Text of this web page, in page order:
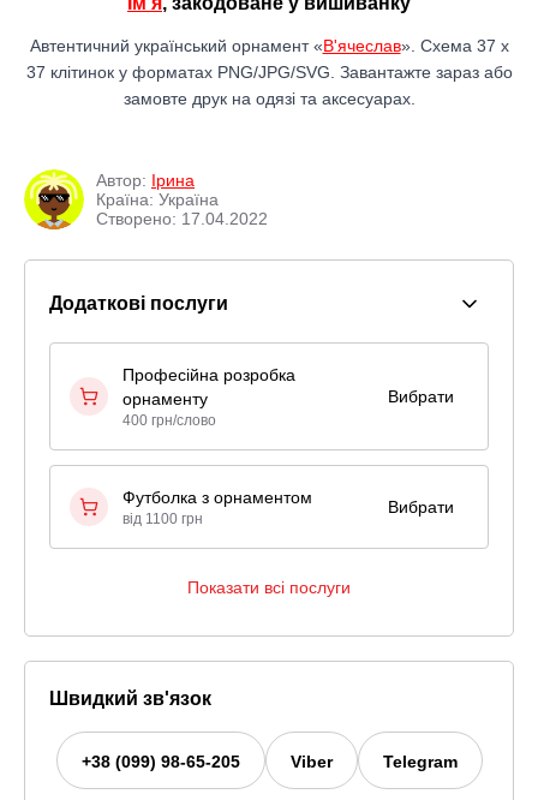
Автентичний український орнамент «В'ячеслав». Схема 37 x
37 клітинок у форматах PNG/JPG/SVG. Завантажте зараз або
замовте друк на одязі та аксесуарах.
Автор: Ірина
Країна: Україна
Створено: 17.04.2022
Додаткові послуги
Професійна розробка
орнаменту
400 грн/слово
Вибрати
Футболка з орнаментом
від 1100 грн
Вибрати
Показати всі послуги
Швидкий зв'язок
+38 (099) 98-65-205 Viber Telegram